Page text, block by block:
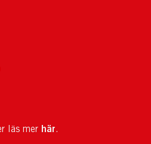
läs mer här.